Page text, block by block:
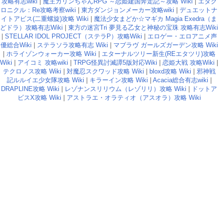
ロニクル：Re攻略考察wiki | 東方ダンジョンメーカー攻略wiki | デュエットナ
イトアビス(二重螺旋)攻略 Wiki | 魔法少女まどか☆マギカ Magia Exedra（ま
どドラ）攻略有志Wiki | 東方の迷宮Tri 夢見る乙女と神秘の宝珠 攻略有志Wiki
| STELLAR IDOL PROJECT（ステラP）攻略Wiki | エロゲー・エロアニメ声
優総合Wiki | ステラソラ攻略有志 Wiki | マブラヴ ガールズガーデン攻略 Wiki
| ホライゾンウォーカー攻略 Wiki | エターナルツリー新生(REエタツリ)攻略
Wiki | アイコミ 攻略wiki | TRPG怪異討滅譚5版対応Wiki | 恋姫大戦 攻略Wiki |
テクロノス攻略 Wiki | 対魔忍スクワッド攻略 Wiki | bloxd攻略 Wiki | 邪神戦
記ルルイエ少女隊攻略 Wiki | キラーイン攻略 Wiki | Acacia総合有志wiki |
DRAPLINE攻略 Wiki | レゾナンスリリウム（レゾリリ）攻略 Wiki | ドットア
ビスX攻略 Wiki | アストラエ・オラティオ（アスオラ）攻略 Wiki